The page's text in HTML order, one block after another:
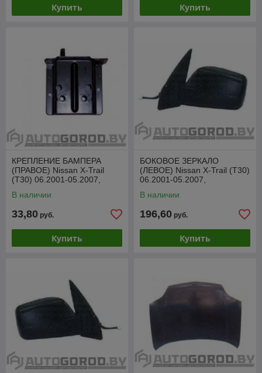
Купить Купить
КРЕПЛЕНИЕ БАМПЕРА
(ПРАВОЕ) Nissan X-Trail
(T30) 06.2001-05.2007,
В наличии
33,80 руб.
Купить
БОКОВОЕ ЗЕРКАЛО
(ЛЕВОЕ) Nissan X-Trail (T30)
06.2001-05.2007,
В наличии
196,60 руб.
Купить